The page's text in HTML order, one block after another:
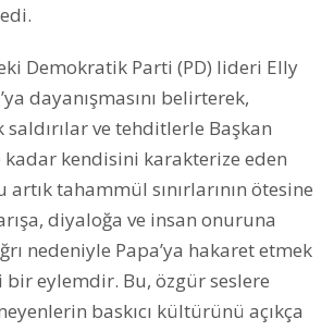
Demokratik Parti (PD) lideri Elly
dayanışmasını belirterek,
saldırılar ve tehditlerle Başkan
kendisini karakterize eden
tahammül sınırlarının ötesine
diyaloğa ve insan onuruna
nedeniyle Papa’ya hakaret etmek
bir eylemdir. Bu, özgür seslere
baskıcı kültürünü açıkça